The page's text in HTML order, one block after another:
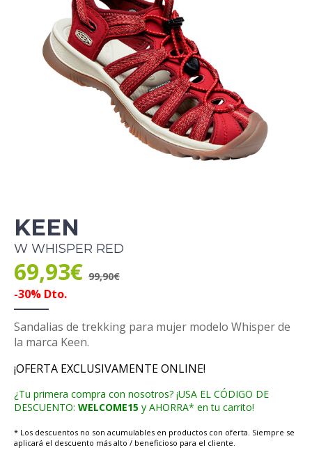
KEEN
W WHISPER RED
69,93€ 99,90€
-30% Dto.
Sandalias de trekking para mujer modelo Whisper de
la marca Keen.
¡OFERTA EXCLUSIVAMENTE ONLINE!
¿Tu primera compra con nosotros? ¡USA EL CÓDIGO DE
DESCUENTO: WELCOME15 y AHORRA* en tu carrito!
* Los descuentos no son acumulables en productos con oferta. Siempre se
aplicará el descuento más alto / beneficioso para el cliente.